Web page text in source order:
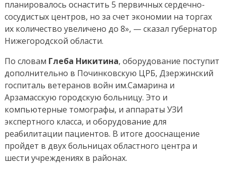
планировалось оснастить 5 первичных сердечно-
сосудистых центров, но за счет экономии на торгах
их количество увеличено до 8», — сказал губернатор
Нижегородской области.
По словам Глеба Никитина, оборудование поступит
дополнительно в Починковскую ЦРБ, Дзержинский
госпиталь ветеранов войн им.Самарина и
Арзамасскую городскую больницу. Это и
компьютерные томографы, и аппараты УЗИ
экспертного класса, и оборудование для
реабилитации пациентов. В итоге дооснащение
пройдет в двух больницах областного центра и
шести учреждениях в районах.